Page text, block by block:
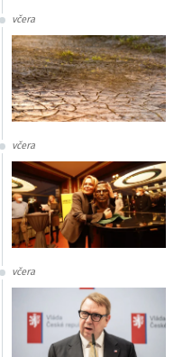
včera
včera
včera